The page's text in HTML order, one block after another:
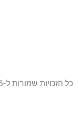
כל הזכויות שמורות ל-ICF ISRAEL © 2026